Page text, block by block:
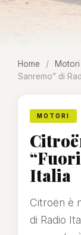
Home / Motori
Sanremo” di
MOTORI
Italia
Citroën è
di Radio